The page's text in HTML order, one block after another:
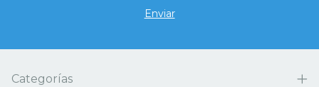
Categorías